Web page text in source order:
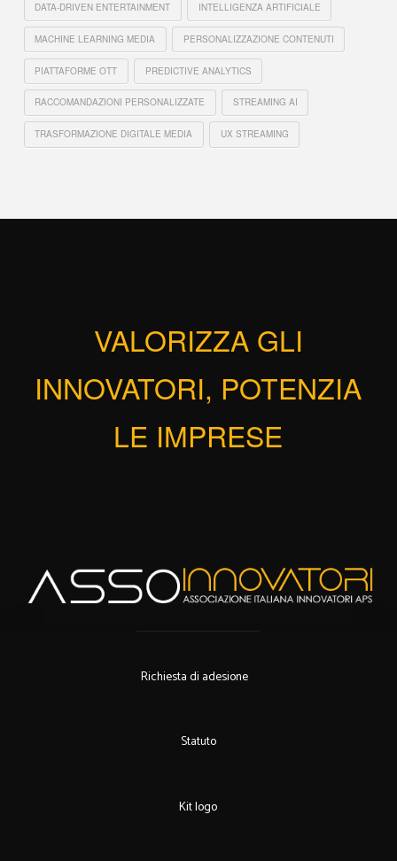
DATA-DRIVEN ENTERTAINMENT INTELLIGENZA ARTIFICIALE
MACHINE LEARNING MEDIA PERSONALIZZAZIONE CONTENUTI
PIATTAFORME OTT PREDICTIVE ANALYTICS
RACCOMANDAZIONI PERSONALIZZATE STREAMING AI
TRASFORMAZIONE DIGITALE MEDIA UX STREAMING
VALORIZZA GLI
INNOVATORI, POTENZIA
LE IMPRESE
Richiesta di adesione
Statuto
Kit logo